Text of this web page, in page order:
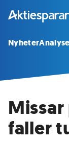
Nyheter
faller